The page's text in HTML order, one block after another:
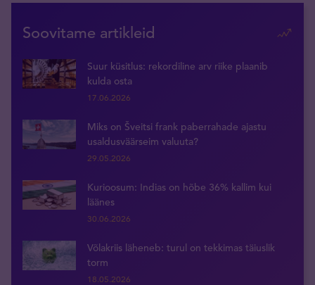
Soovitame artikleid
Suur küsitlus: rekordiline arv riike plaanib
kulda osta
17.06.2026
Miks on Šveitsi frank paberrahade ajastu
usaldusväärseim valuuta?
29.05.2026
Kurioosum: Indias on hõbe 36% kallim kui
läänes
30.06.2026
Võlakriis läheneb: turul on tekkimas täiuslik
torm
18.05.2026